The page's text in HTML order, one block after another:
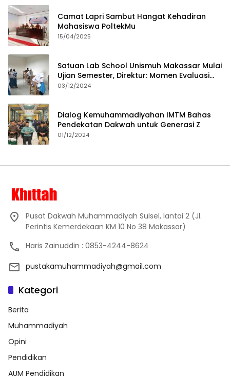
Camat Lapri Sambut Hangat Kehadiran
Mahasiswa PoltekMu
15/04/2025
Satuan Lab School Unismuh Makassar Mulai
Ujian Semester, Direktur: Momen Evaluasi
Proses Pembelajaran
03/12/2024
Dialog Kemuhammadiyahan IMTM Bahas
Pendekatan Dakwah untuk Generasi Z
01/12/2024
Pusat Dakwah Muhammadiyah Sulsel, lantai 2 (Jl.
Perintis Kemerdekaan KM 10 No 38 Makassar)
Haris Zainuddin : 0853-4244-8624
pustakamuhammadiyah@gmail.com
Kategori
Berita
Muhammadiyah
Opini
Pendidikan
AUM Pendidikan